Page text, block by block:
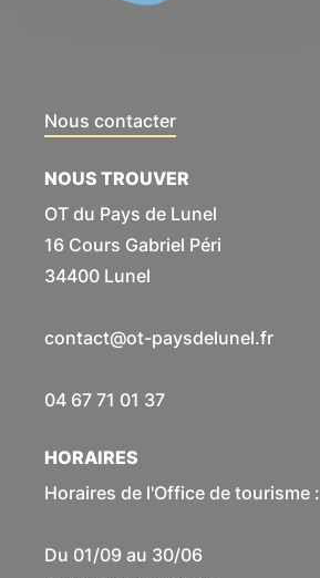
Nous contacter
NOUS TROUVER
OT du Pays de Lunel
16 Cours Gabriel Péri
34400 Lunel
contact@ot-paysdelunel.fr
04 67 71 01 37
HORAIRES
Horaires de l'Office de tourisme :
Du 01/09 au 30/06